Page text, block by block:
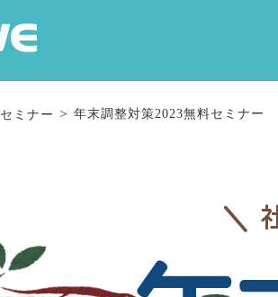
セミナー 年末調整対策2023無料セミナー